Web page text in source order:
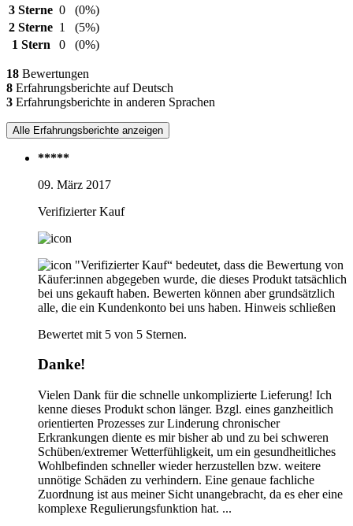
3 Sterne 0
(0%)
2 Sterne 1
(5%)
1 Stern
0 (0%)
18 Bewertungen
8 Erfahrungsberichte auf Deutsch
3 Erfahrungsberichte in anderen Sprachen
Alle Erfahrungsberichte anzeigen
*****
09. März 2017
Verifizierter Kauf
"Verifizierter Kauf“ bedeutet, dass die Bewertung von
Käufer:innen abgegeben wurde, die dieses Produkt tatsächlich
bei uns gekauft haben. Bewerten können aber grundsätzlich
alle, die ein Kundenkonto bei uns haben. Hinweis schließen
Bewertet mit 5 von 5 Sternen.
Danke!
Vielen Dank für die schnelle unkomplizierte Lieferung! Ich
kenne dieses Produkt schon länger. Bzgl. eines ganzheitlich
orientierten Prozesses zur Linderung chronischer
Erkrankungen diente es mir bisher ab und zu bei schweren
Schüben/extremer Wetterfühligkeit, um ein gesundheitliches
Wohlbefinden schneller wieder herzustellen bzw. weitere
unnötige Schäden zu verhindern. Eine genaue fachliche
Zuordnung ist aus meiner Sicht unangebracht, da es eher eine
komplexe Regulierungsfunktion hat. ...